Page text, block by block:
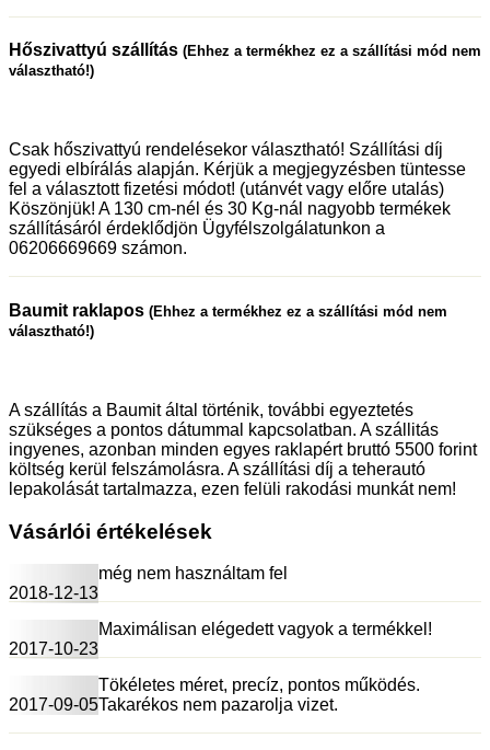
Hőszivattyú szállítás (Ehhez a termékhez ez a szállítási mód nem
választható!)
Csak hőszivattyú rendelésekor választható! Szállítási díj
egyedi elbírálás alapján. Kérjük a megjegyzésben tüntesse
fel a választott fizetési módot! (utánvét vagy előre utalás)
Köszönjük! A 130 cm-nél és 30 Kg-nál nagyobb termékek
szállításáról érdeklődjön Ügyfélszolgálatunkon a
06206669669 számon.
Baumit raklapos (Ehhez a termékhez ez a szállítási mód nem
választható!)
A szállítás a Baumit által történik, további egyeztetés
szükséges a pontos dátummal kapcsolatban. A szállitás
ingyenes, azonban minden egyes raklapért bruttó 5500 forint
költség kerül felszámolásra. A szállítási díj a teherautó
lepakolását tartalmazza, ezen felüli rakodási munkát nem!
Vásárlói értékelések
2018-12-13
még nem használtam fel
2017-10-23
Maximálisan elégedett vagyok a termékkel!
2017-09-05
Tökéletes méret, precíz, pontos működés.
Takarékos nem pazarolja vizet.